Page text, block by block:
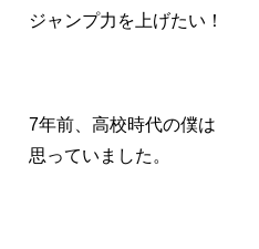
ジャンプ力を上げたい！
7年前、高校時代の僕は
思っていました。